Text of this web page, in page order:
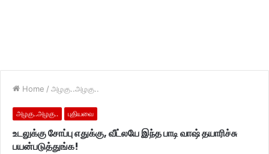
Home / அழகு..அழகு..
அழகு..அழகு.. புதியவை
உடலுக்கு சோப்பு எதுக்கு, வீட்லயே இந்த பாடி வாஷ் தயாரிச்சு
பயன்படுத்துங்க!